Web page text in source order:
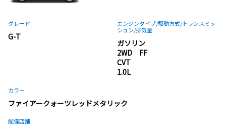
グレード
G-T
エンジンタイプ/駆動方式/トランスミッ
ション/排気量
ガソリン
2WD FF
CVT
1.0L
カラー
ファイアークォーツレッドメタリック
配備店舗